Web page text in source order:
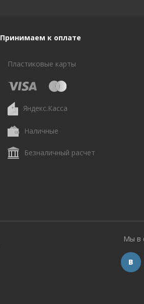
Принимаем к оплате
Пластиковые карты
Яндекс.Касса
Наличные
Безналичный расчет
Мы в